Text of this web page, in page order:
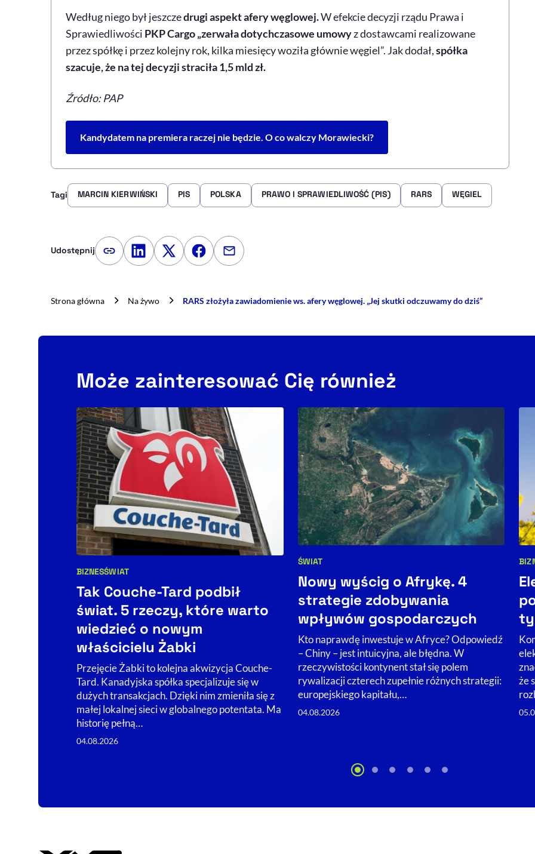
Według niego był jeszczedrugi aspekt afery węglowej.W efekcie decyzji rządu Prawa i
Sprawiedliwości PKP Cargo „zerwała dotychczasowe umowyz dostawcami realizowane
przez spółkę i przez kolejny rok, kilka miesięcy woziła głównie węgiel”. Jak dodał,spółka
szacuje, że na tej decyzji straciła 1,5 mld zł.
Źródło: PAP
Kandydatem na premiera raczej nie będzie. O co walczy Morawiecki?
Tagi MARCIN KIERWIŃSKI PIS POLSKA PRAWO I SPRAWIEDLIWOŚĆ (PIS) RARS WĘGIEL
Udostępnij Kopiuj link artykułu
Udostępnij na LinkedIn
Udostępnij na Twitterze
Udostępnij na Facebooku
Udostępnij przez e-mail
Strona główna Na żywo RARS złożyła zawiadomienie ws. afery węglowej. „Jej skutki odczuwamy do dziś”
Może zainteresować Cię również
Kategorie artykułu:
BIZNESŚWIAT
Tak Couche-Tard podbił
świat. 5 rzeczy, które warto
wiedzieć o nowym
właścicielu Żabki
Przejęcie Żabki to kolejna akwizycja Couche-
Tard. Kanadyjska spółka specjalizuje się w
dużych transakcjach. Dzięki nim zmieniła się z
małej lokalnej sieci w globalnego potentata. Ma
historię pełną…
04.08.2026
Kategorie artykułu:
ŚWIAT
Nowy wyścig o Afrykę. 4
strategie zdobywania
wpływów gospodarczych
Kto naprawdę inwestuje w Afryce? Odpowiedź
– Chiny – jest intuicyjna, ale błędna. W
rzeczywistości kontynent stał się polem
rywalizacji czterech zupełnie różnych strategii:
europejskiego kapitału,…
04.08.2026
że